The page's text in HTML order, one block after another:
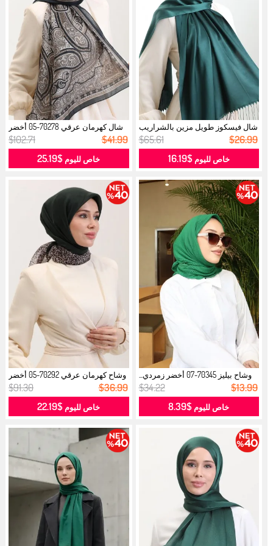
شال فيسكوز طويل مزين بالشراريب
7033...
$65.61 $26.99
خاص لليوم$16.19
شال كهرمان عرقي 70278-05 أخضر
زمردي...
$102.71 $41.99
خاص لليوم $25.19
وشاح بيليز 70345-07 أخضر زمردي...
$34.22 $13.99
خاص لليوم $8.39
وشاح كهرمان عرقي 70292-05 أخضر
زمرد...
$91.30 $36.99
خاص لليوم $22.19